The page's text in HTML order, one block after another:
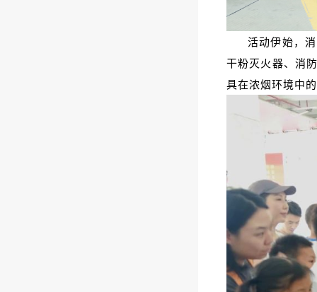
活动伊始，
干粉灭火器、消
具在浓烟环境中